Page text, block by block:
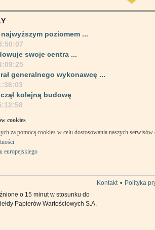
poziomem ...
swoje centra ...
generalnego wykonawcę ...
kolejną budowę
cookies
za pomocą cookies w celu dostosowania naszych
europejskiego
Kontakt • Polityka
o 15 minut w stosunku do
Papierów Wartościowych S.A.